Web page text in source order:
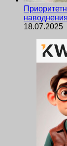
наводнения
18.07.2025